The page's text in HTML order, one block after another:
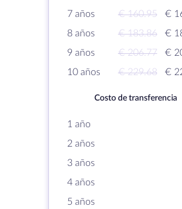
7 años
€ 160.95
€
8 años
€ 183.86
€
9 años
€ 206.77
€
10 años
€ 229.68 €
Costo de transferencia
1 año
2 años
3 años
4 años
5 años